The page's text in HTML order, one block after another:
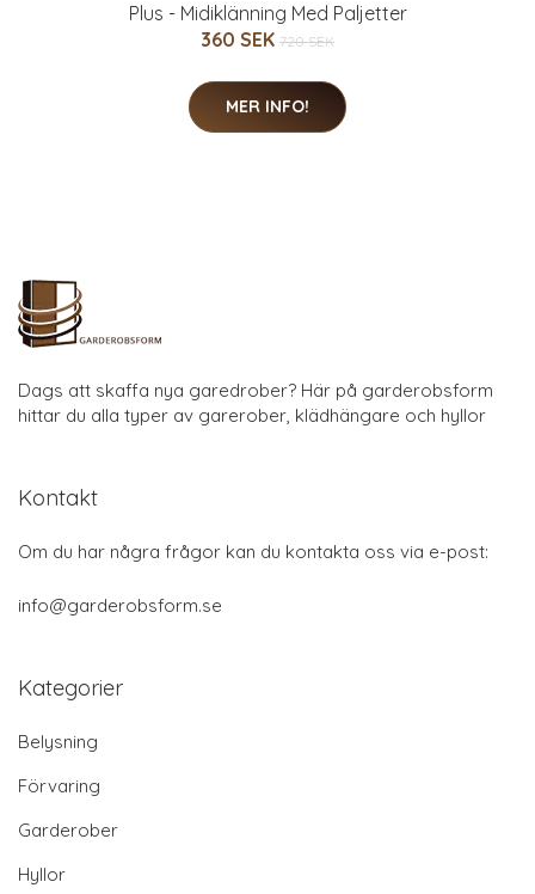
Plus - Midiklänning Med Paljetter
360 SEK 720 SEK
MER INFO!
Dags att skaffa nya garedrober? Här på garderobsform
hittar du alla typer av garerober, klädhängare och hyllor
Kontakt
Om du har några frågor kan du kontakta oss via e-post:
info@garderobsform.se
Kategorier
Belysning
Förvaring
Garderober
Hyllor